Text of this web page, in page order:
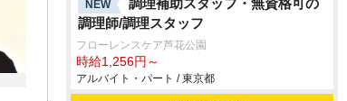
NEW
調理補助スタッフ・無資格可の
調理師/調理スタッフ
フローレンスケア芦花公園
時給1,256円～
アルバイト・パート / 東京都